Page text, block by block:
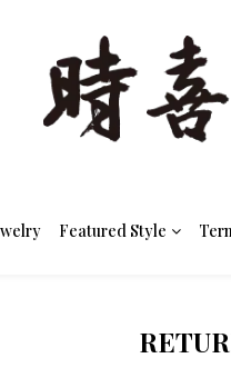
Featured Style